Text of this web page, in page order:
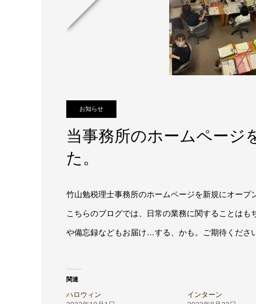
お知らせ
当事務所のホームページ
た。
竹山勉税理士事務所のホームページを新規にオープ
こちらのブログでは、日常の業務に関することは
や備忘録などもお届け…する、かも。ご期待くださ
関連
ハロウィン
インターン